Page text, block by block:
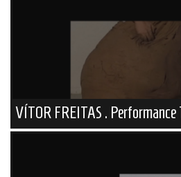
VÍTOR FREITAS . Performance